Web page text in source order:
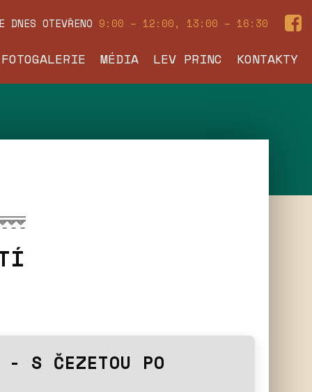
DNES OTEVŘENO 9:00 – 12:00, 13:00 – 16:30
FOTOGALERIE MÉDIA LEV PRINC KONTAKTY
- S ČEZETOU PO